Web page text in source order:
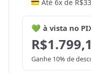
💳 Até 6x de R$
💚 à vista no
R$
Ganhe 10% de